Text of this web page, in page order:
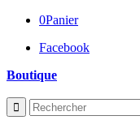
0Panier
Facebook
Boutique